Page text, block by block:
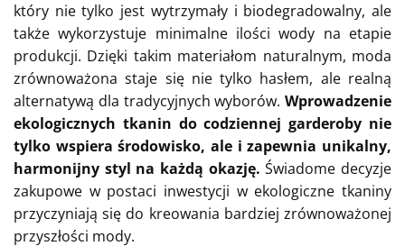
który nie tylko jest wytrzymały i biodegradowalny, ale
także wykorzystuje minimalne ilości wody na etapie
produkcji. Dzięki takim materiałom naturalnym, moda
zrównoważona staje się nie tylko hasłem, ale realną
alternatywą dla tradycyjnych wyborów. Wprowadzenie
ekologicznych tkanin do codziennej garderoby nie
tylko wspiera środowisko, ale i zapewnia unikalny,
harmonijny styl na każdą okazję. Świadome decyzje
zakupowe w postaci inwestycji w ekologiczne tkaniny
przyczyniają się do kreowania bardziej zrównoważonej
przyszłości mody.